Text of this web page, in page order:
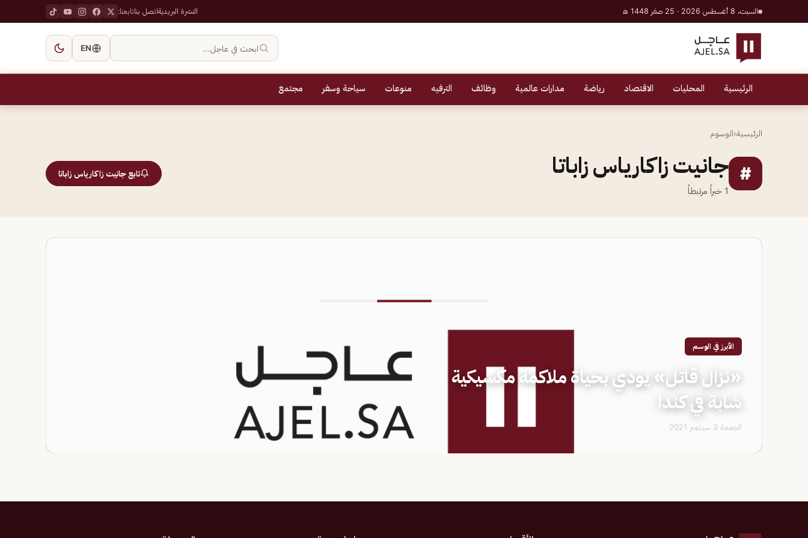
السبت، 8 أغسطس 2026 · 25 صفر 1448 هـ النشرة البريديةاتصل بناتابعنا:
ابحث في عاجل… EN
الرئيسية المحليات الاقتصاد رياضة مدارات عالمية وظائف الترفيه منوعات سياحة وسفر مجتمع
الرئيسية‹الوسوم
# جانيت زاكارياس زاباتا
1 خبراً مرتبطاً
تابع جانيت زاكارياس زاباتا
الأبرز في الوسم
«نزال قاتل» يودي بحياة ملاكمة مكسيكية
شابة في كندا
الجمعة 3 سبتمبر 2021